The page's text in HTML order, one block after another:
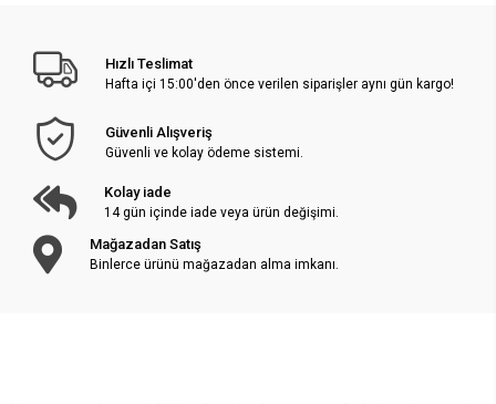
Hızlı Teslimat
Hafta içi 15:00'den önce verilen siparişler aynı gün kargo!
Güvenli Alışveriş
Güvenli ve kolay ödeme sistemi.
Kolay iade
14 gün içinde iade veya ürün değişimi.
Mağazadan Satış
Binlerce ürünü mağazadan alma imkanı.